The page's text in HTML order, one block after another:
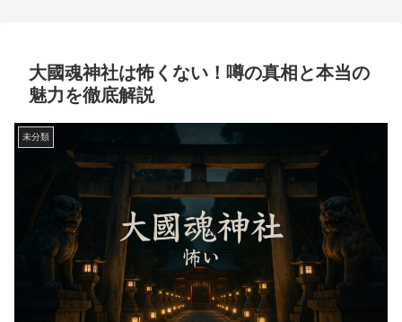
大國魂神社は怖くない！噂の真相と本当の
魅力を徹底解説
未分類